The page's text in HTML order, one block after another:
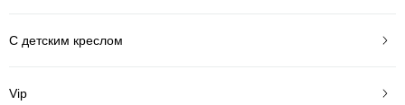
С детским креслом
Vip